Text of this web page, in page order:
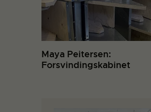
Maya Peitersen:
Forsvindingskabinet